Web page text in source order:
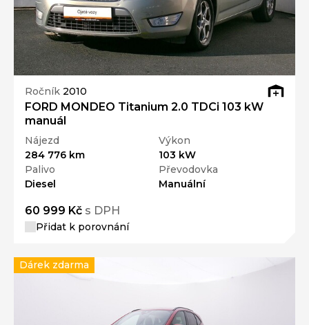
Ročník 2010
FORD MONDEO Titanium 2.0 TDCi 103 kW
manuál
Nájezd
284 776 km
Výkon
103 kW
Palivo
Diesel
Převodovka
Manuální
60 999 Kč s DPH
Přidat k porovnání
Dárek zdarma